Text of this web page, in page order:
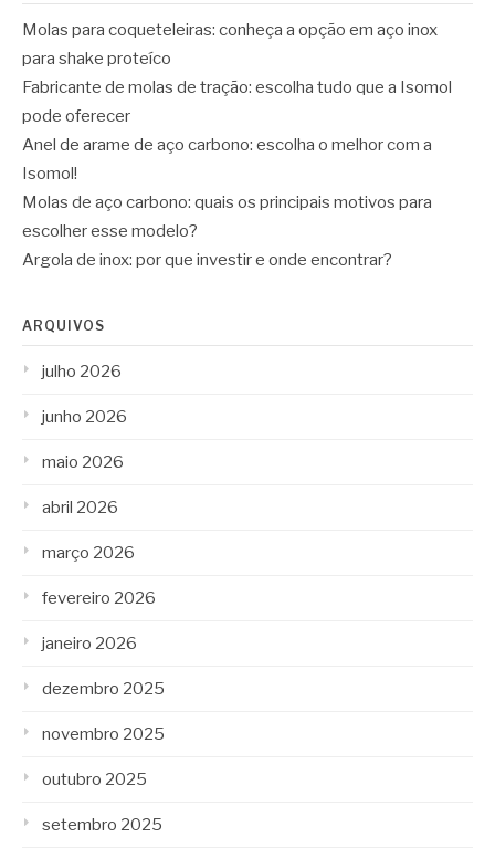
Molas para coqueteleiras: conheça a opção em aço inox
para shake proteíco
Fabricante de molas de tração: escolha tudo que a Isomol
pode oferecer
Anel de arame de aço carbono: escolha o melhor com a
Isomol!
Molas de aço carbono: quais os principais motivos para
escolher esse modelo?
Argola de inox: por que investir e onde encontrar?
ARQUIVOS
julho 2026
junho 2026
maio 2026
abril 2026
março 2026
fevereiro 2026
janeiro 2026
dezembro 2025
novembro 2025
outubro 2025
setembro 2025